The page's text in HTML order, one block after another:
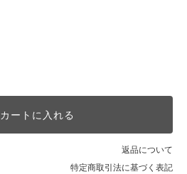
カートに入れる
返品について
特定商取引法に基づく表記